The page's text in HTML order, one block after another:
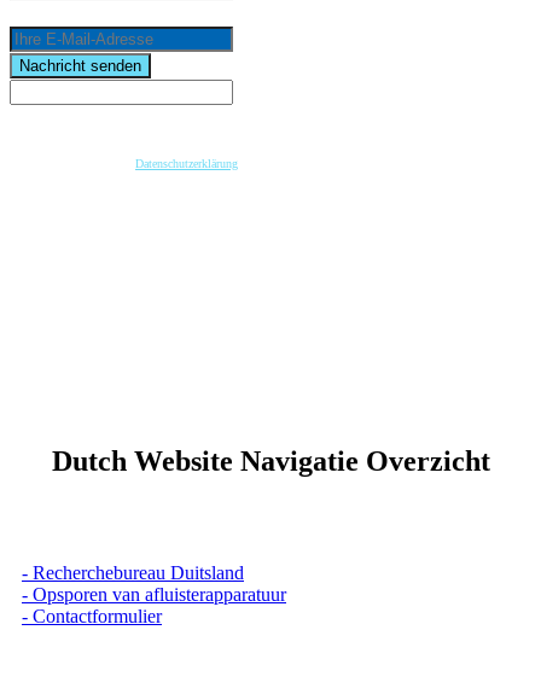
Nachricht senden
Datenschutzerklärung
Dutch Website Navigatie Overzicht
- Recherchebureau Duitsland
- Opsporen van afluisterapparatuur
- Contactformulier